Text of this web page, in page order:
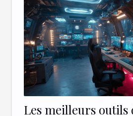
Les meilleurs outils